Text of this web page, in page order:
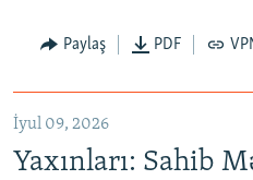
Paylaş PDF
İyul 09, 2026
Yaxınları: Sahib